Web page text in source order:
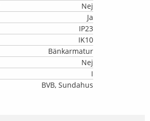
Nej
Ja
IP23
IK10
Bänkarmatur
Nej
I
BVB, Sundahus